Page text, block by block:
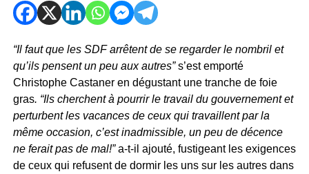
“Il faut que les SDF arrêtent de se regarder le nombril et
qu’ils pensent un peu aux autres”s’est emporté
Christophe Castaner en dégustant une tranche de foie
gras. “Ils cherchent à pourrir le travail du gouvernement et
perturbent les vacances de ceux qui travaillent par la
même occasion, c’est inadmissible, un peu de décence
ne ferait pas de mal!”a-t-il ajouté, fustigeant les exigences
de ceux qui refusent de dormir les uns sur les autres dans